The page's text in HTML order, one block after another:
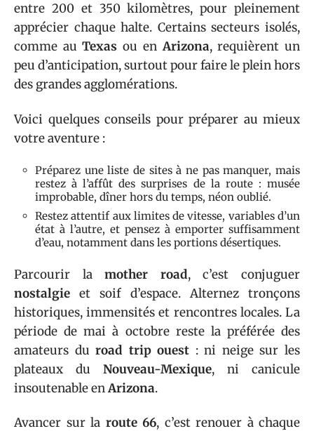
entre 200 et 350 kilomètres, pour pleinement
apprécier chaque halte. Certains secteurs isolés,
comme auTexas ou enArizona, requièrent un
peu d’anticipation, surtout pour faire le plein hors
des grandes agglomérations.
Voici quelques conseils pour préparer au mieux
votre aventure :
Préparez une liste de sites à ne pas manquer, mais
restez à l’affût des surprises de la route : musée
improbable, dîner hors du temps, néon oublié.
Restez attentif aux limites de vitesse, variables d’un
état à l’autre, et pensez à emporter suffisamment
d’eau, notamment dans les portions désertiques.
Parcourir lamother road, c’est conjuguer
nostalgie et soif d’espace. Alternez tronçons
historiques, immensités et rencontres locales. La
période de mai à octobre reste la préférée des
amateurs duroad trip ouest : ni neige sur les
plateaux du Nouveau-Mexique, ni canicule
insoutenable enArizona.
Avancer sur la route 66, c’est renouer à chaque